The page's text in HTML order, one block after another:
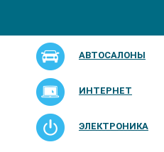
АВТОСАЛОНЫ
ИНТЕРНЕТ
ЭЛЕКТРОНИКА